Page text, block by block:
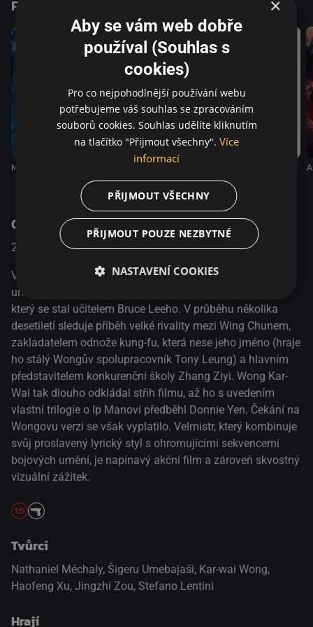
bojových umění, je napínavý akční film a zároveň skvostný
vizuální zážitek.
Podobné tituly
Můj syn Jedna sekunda
O pořadu
2013 China Akční / Životopisný / Drama
Velkolepý životopisný film Wong Kar-Waie o bojových
uměních vypráví příběh Ip Mana, legendárního trenéra,
který se stal učitelem Bruce Leeho. V průběhu několika
desetiletí sleduje příběh velké rivality mezi Wing Chunem,
zakladatelem odnože kung-fu, která nese jeho jméno (hraje
ho stálý Wongův spolupracovník Tony Leung) a hlavním
představitelem konkurenční školy Zhang Ziyi. Wong Kar-
Wai tak dlouho odkládal střih filmu, až ho s uvedením
vlastní trilogie o Ip Manovi předběhl Donnie Yen. Čekání na
Wongovu verzi se však vyplatilo. Velmistr, který kombinuje
svůj proslavený lyrický styl s ohromujícími sekvencemi
bojových umění, je napínavý akční film a zároveň skvostný
vizuální zážitek.
Tvůrci
Nathaniel Méchaly, Šigeru Umebajaši, Kar-wai Wong,
Haofeng Xu, Jingzhi Zou, Stefano Lentini
Hrají
×
Aby se vám web dobře
používal (Souhlas s
cookies)
Pro co nejpohodlnější používání webu
potřebujeme váš souhlas se zpracováním
souborů cookies. Souhlas udělíte kliknutím
na tlačítko "Přijmout všechny". Více
informací
PŘIJMOUT VŠECHNY
PŘIJMOUT POUZE NEZBYTNÉ
NASTAVENÍ COOKIES